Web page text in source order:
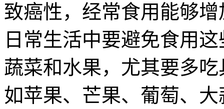
致癌性，经常食用能够
日常生活中要避免食用
蔬菜和水果，尤其要多
如苹果、芒果、葡萄、